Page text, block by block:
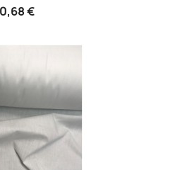
0,68 €